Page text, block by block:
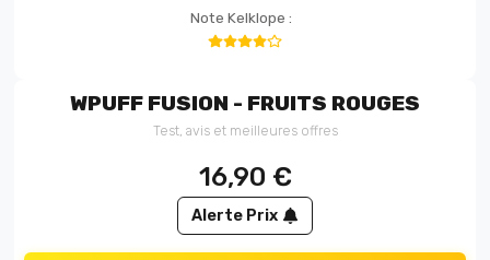
Note Kelklope :
WPUFF FUSION - FRUITS ROUGES
Test, avis et meilleures offres
16,90 €
Alerte Prix